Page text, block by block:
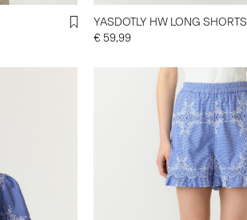
YASDOTLY HW LONG SHORTS
€ 59,99